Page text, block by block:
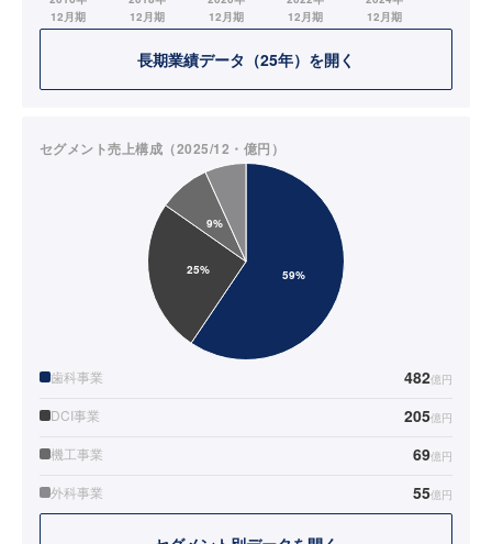
長期業績データ（25年）を開く
セグメント売上構成（2025/12・億円）
歯科事業 482億円
DCI事業 205億円
機工事業 69億円
外科事業 55億円